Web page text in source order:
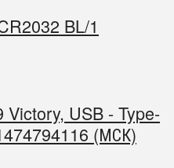
BL/1
Victory, USB - Type-
(МСК)